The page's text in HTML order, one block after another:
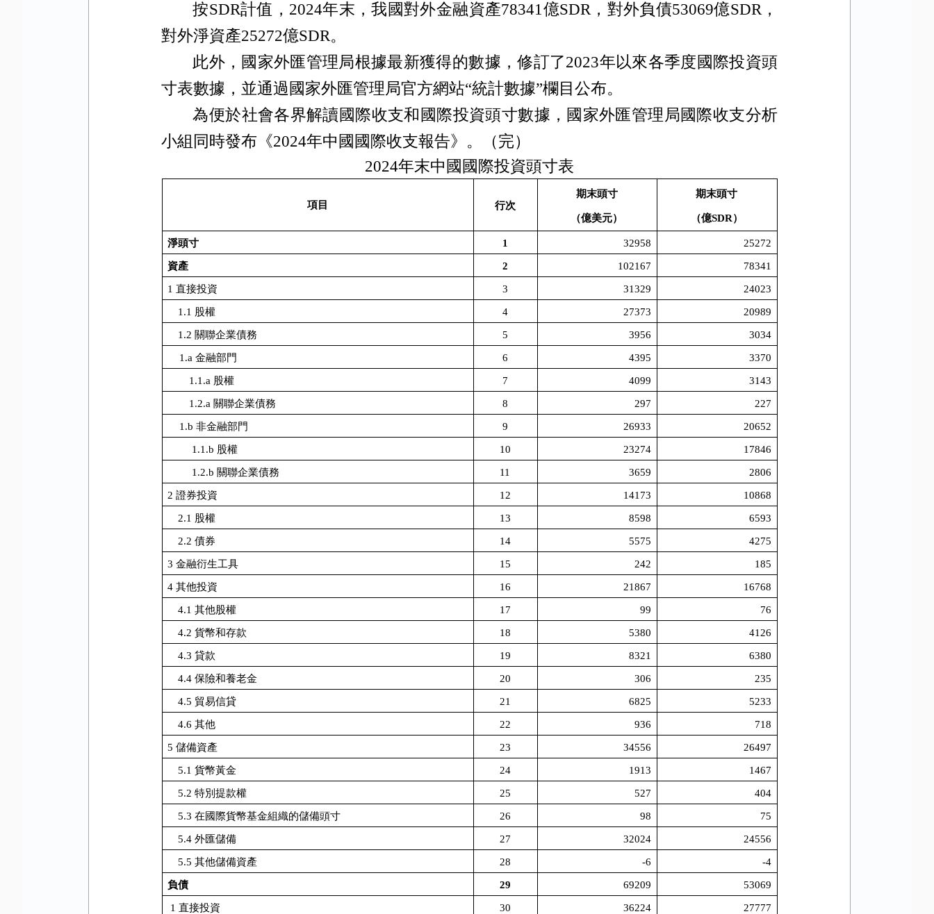
按SDR計值， 2024年末，我國對外金融資產78341億SDR，對外負債53069億SDR，
對外淨資產25272億SDR。
此外，國家外匯管理局根據最新獲得的數據，修訂了2023年以來各季度國際投資頭
寸表數據，並通過國家外匯管理局官方網站“統計數據”欄目公布。
為便於社會各界解讀國際收支和國際投資頭寸數據，國家外匯管理局國際收支分析
小組同時發布《2024年中國國際收支報告》。（完）
2024年末中國國際投資頭寸表
項目 行次
期末頭寸
（億美元）
期末頭寸
（億SDR）
淨頭寸 1 32958 25272
資產 2 102167 78341
1直接投資 3 31329 24023
1.1 股權 4 27373 20989
1.2 關聯企業債務 5 3956 3034
1.a 金融部門 6 4395 3370
1.1.a 股權 7 4099 3143
1.2.a 關聯企業債務 8 297 227
1.b非金融部門 9 26933 20652
1.1.b 股權 10 23274 17846
1.2.b 關聯企業債務 11 3659 2806
2證券投資 12 14173 10868
2.1 股權 13 8598 6593
2.2 債券 14 5575 4275
3金融衍生工具 15 242 185
4其他投資 16 21867 16768
4.1 其他股權 17 99 76
4.2 貨幣和存款 18 5380 4126
4.3 貸款 19 8321 6380
4.4 保險和養老金 20 306 235
4.5 貿易信貸 21 6825 5233
4.6 其他 22 936 718
5儲備資產 23 34556 26497
5.1 貨幣黃金 24 1913 1467
5.2 特別提款權 25 527 404
5.3 在國際貨幣基金組織的儲備頭寸 26 98 75
5.4 外匯儲備 27 32024 24556
5.5 其他儲備資產 28 -6 -4
負債 29 69209 53069
1直接投資 30 36224 27777